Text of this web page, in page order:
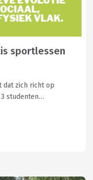
sportlessen
dat zich richt op
studenten…